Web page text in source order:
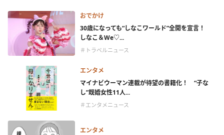
おでかけ
30歳になっても“しなこワールド”全開を宣言！
しなこ＆We♡...
＃トラベルニュース
エンタメ
マイナビウーマン連載が待望の書籍化！ “子な
し”既婚女性11人...
＃エンタメニュース
エンタメ